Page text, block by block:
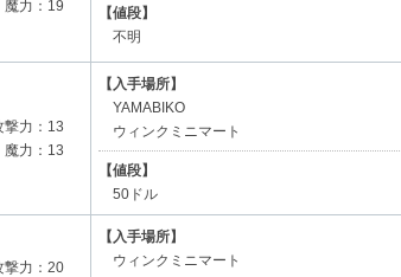
力：19
【値段】
不明
撃力：13
力：13
【入手場所】
YAMABIKO
ウィンクミニマート
【値段】
50ドル
撃力：20
【入手場所】
ウィンクミニマート